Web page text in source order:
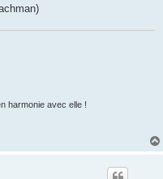
harmonie avec elle !